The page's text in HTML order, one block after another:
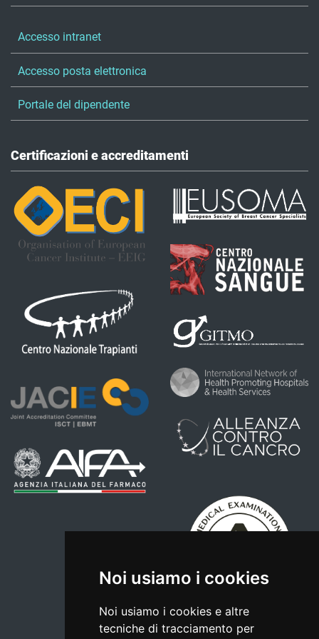
Noi usiamo i cookies
Noi usiamo i cookies e altre
tecniche di tracciamento per
Accesso intranet
Accesso posta elettronica
Portale del dipendente
Certificazioni e accreditamenti